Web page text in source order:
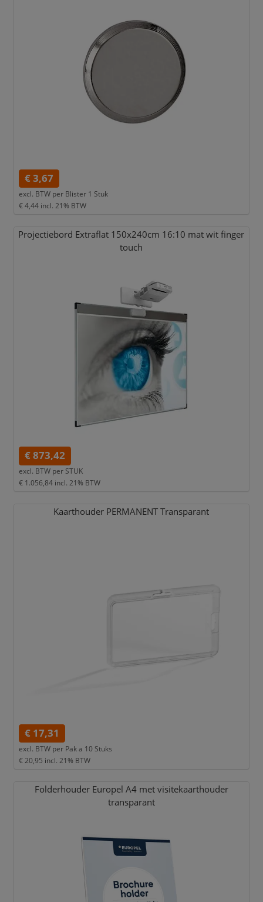
€ 3,67
excl. BTW per Blister 1 Stuk
€ 4,44 incl. 21% BTW
Projectiebord Extraflat 150x240cm 16:10 mat wit finger
touch
€ 873,42
excl. BTW per STUK
€ 1.056,84 incl. 21% BTW
Kaarthouder PERMANENT Transparant
€ 17,31
excl. BTW per Pak a 10 Stuks
€ 20,95 incl. 21% BTW
Folderhouder Europel A4 met visitekaarthouder
transparant